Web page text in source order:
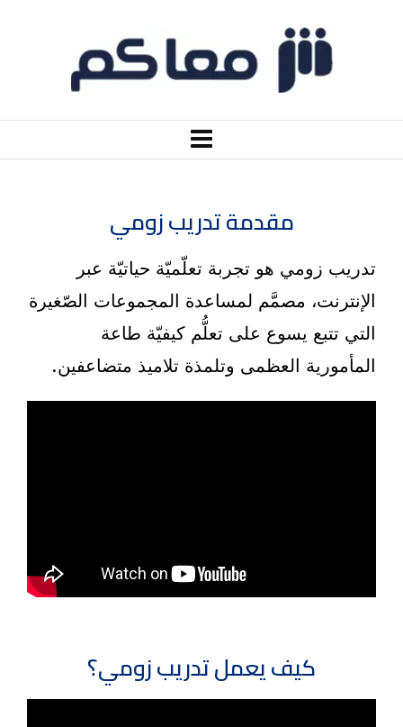
مقدمة تدريب زومي
تدريب زومي هو تجربة تعلّميّة حياتيّة عبر
الإنترنت، مصمَّم لمساعدة المجموعات الصّغيرة
التي تتبع يسوع على تعلُّم كيفيّة طاعة
المأمورية العظمى وتلمذة تلاميذ متضاعفين.
كيف يعمل تدريب زومي؟